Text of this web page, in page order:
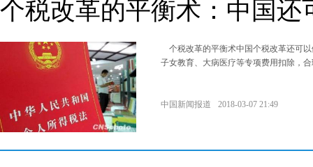
个税改革的平衡术：中国还
个税改革的平衡术中国个税改革还可
子女教育、大病医疗等专项费用扣除，
中国新闻报道 2018-03-07 21:49